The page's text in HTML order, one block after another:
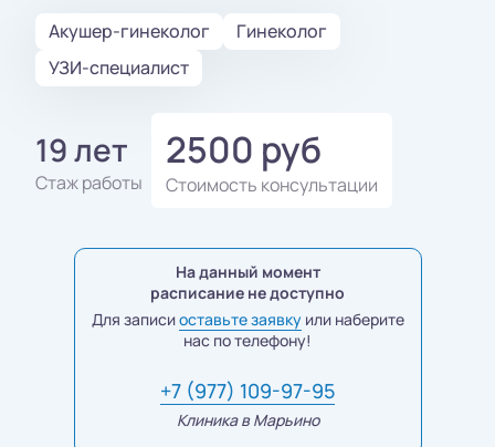
Акушер-гинеколог
Гинеколог
УЗИ-специалист
19 лет
Стаж работы
2500 руб
Стоимость консультации
На данный момент
расписание не доступно
Для записиоставьте заявкуили наберите
нас по телефону!
+7 (977) 109-97-95
Клиника в Марьино